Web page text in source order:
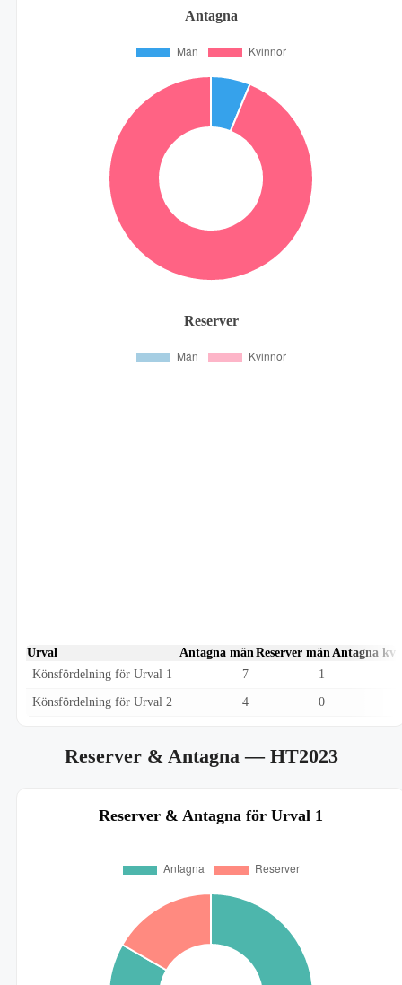
Antagna
Reserver
Urval Antagna män Reserver män Antagna
Könsfördelning för Urval 1
7 1
Könsfördelning för Urval 2 4 0
Reserver & Antagna— HT2023
Reserver & Antagna för Urval 1